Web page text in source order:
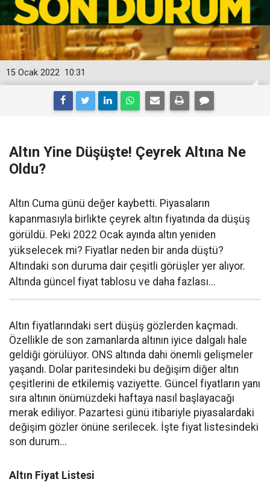
10:31
15 Ocak 2022
Altın Yine Düşüşte! Çeyrek Altına Ne
Oldu?
Altın Cuma günü değer kaybetti. Piyasaların
kapanmasıyla birlikte çeyrek altın fiyatında da düşüş
görüldü. Peki 2022 Ocak ayında altın yeniden
yükselecek mi? Fiyatlar neden bir anda düştü?
Altındaki son duruma dair çeşitli görüşler yer alıyor.
Altında güncel fiyat tablosu ve daha fazlası...
Altın fiyatlarındaki sert düşüş gözlerden kaçmadı.
Özellikle de son zamanlarda altının iyice dalgalı hale
geldiği görülüyor. ONS altında dahi önemli gelişmeler
yaşandı. Dolar paritesindeki bu değişim diğer altın
çeşitlerini de etkilemiş vaziyette. Güncel fiyatların yanı
sıra altının önümüzdeki haftaya nasıl başlayacağı
merak ediliyor. Pazartesi günü itibariyle piyasalardaki
değişim gözler önüne serilecek. İşte fiyat listesindeki
son durum...
Altın Fiyat Listesi